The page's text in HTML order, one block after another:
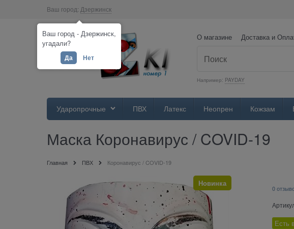
Ваш город: Дзержинск
О магазине Доставка и
Например: PAYDAY
Ударопрочные ПВХ Латекс Неопрен Кожзам
Маска Коронавирус / COVID-19
Главная ПВХ Коронавирус / COVID-19
Новинка
0
Есть
Ваш город - Дзержинск,
угадали?
Да Нет